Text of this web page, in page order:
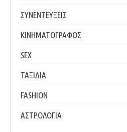
ΣΥΝΕΝΤΕΥΞΕΙΣ
ΚΙΝΗΜΑΤΟΓΡΑΦΟΣ
SEX
ΤΑΞΙΔΙΑ
FASHION
ΑΣΤΡΟΛΟΓΙΑ